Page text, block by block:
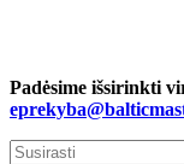
Padėsime išsirinkti